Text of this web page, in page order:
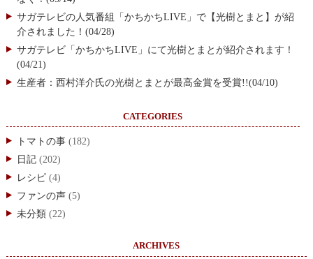
サガテレビの人気番組「かちかちLIVE」で【光樹とまと】が紹
介されました！(04/28)
サガテレビ「かちかちLIVE」にて光樹とまとが紹介されます！
(04/21)
生産者：西村洋介氏の光樹とまとが最高金賞を受賞!!(04/10)
CATEGORIES
トマトの事(182)
日記(202)
レシピ(4)
ファンの声(5)
未分類 (22)
ARCHIVES